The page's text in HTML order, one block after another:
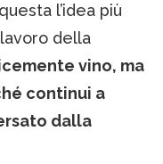
l’idea più
della
vino, ma
continui a
dalla